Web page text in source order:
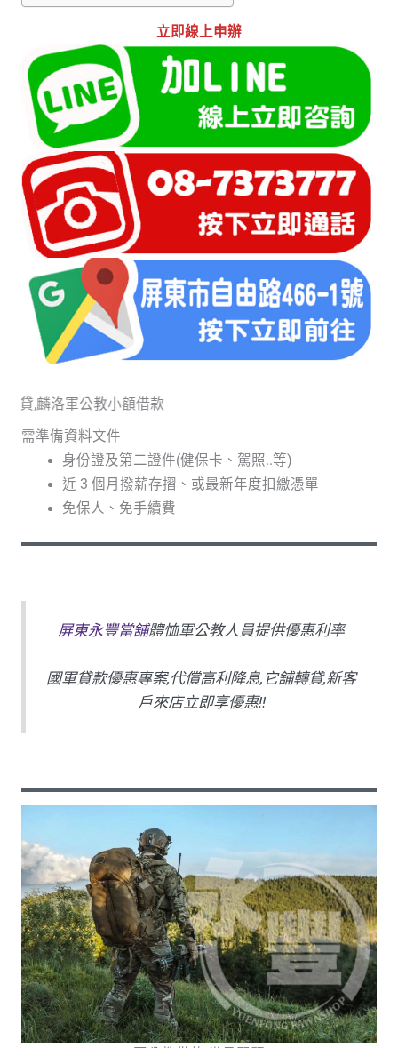
立即線上申辦
洛軍公教小額借款
需準備資料文件
身份證及第二證件(健保卡、駕照..等)
近 3 個月撥薪存摺、或最新年度扣繳憑單
免保人、免手續費
屏東永豐當舖體恤軍公教人員提供優惠利率
國軍貸款優惠專案,代償高利降息,它舖轉貸,新客
戶來店立即享優惠!!